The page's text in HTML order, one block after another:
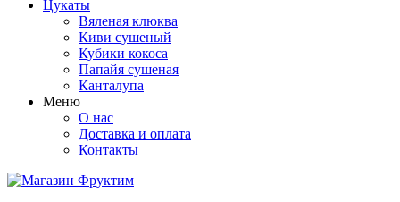
Цукаты
Вяленая клюква
Киви сушеный
Кубики кокоса
Папайя сушеная
Канталупа
Меню
О нас
Доставка и оплата
Контакты